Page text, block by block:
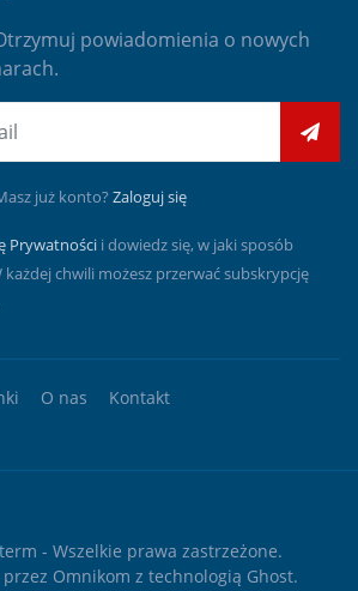
powiadomienia o nowych
już konto? Zaloguj się
Prywatności i dowiedz się, w jaki sposób
chwili możesz przerwać subskrypcję
O nas Kontakt
- Wszelkie prawa zastrzeżone.
Omnikom z technologią Ghost.